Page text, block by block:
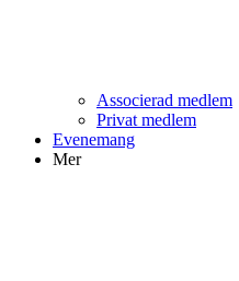
Associerad medlem
Privat medlem
Evenemang
Mer